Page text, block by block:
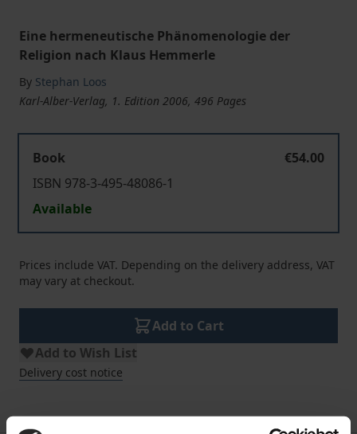
Eine hermeneutische Phänomenologie der
Religion nach Klaus Hemmerle
By Stephan Loos
Karl-Alber-Verlag, 1. Edition 2006, 496 Pages
Book
€54.00
ISBN 978-3-495-48086-1
Available
Prices include VAT. Depending on the delivery address, VAT
may vary at checkout.
Add to Cart
Add to Wish List
Delivery cost notice